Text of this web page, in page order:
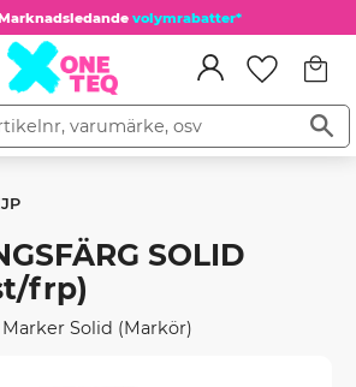
volymrabatter*
SOLID
frp)
Solid (Markör)